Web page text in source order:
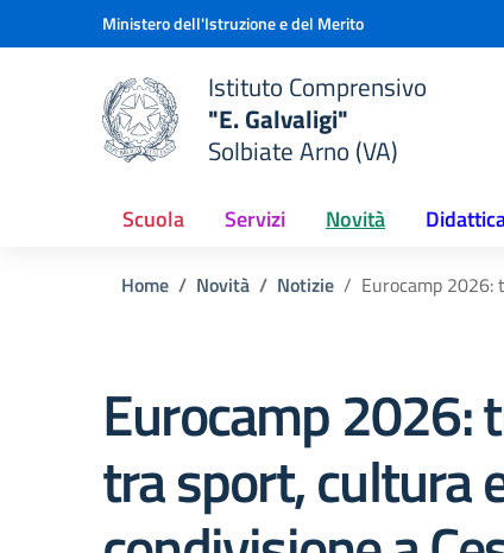
Vai ai contenuti
Vai al menu di navigazioneMinistero dell'Istruzione e del Merito
scuola
Istituto Comprensivo
"E. Galvaligi"
Solbiate Arno (VA)
Scuola Servizi Novità
Home Novità Notizie Eurocamp
Eurocamp 2026:
tra sport, cultura